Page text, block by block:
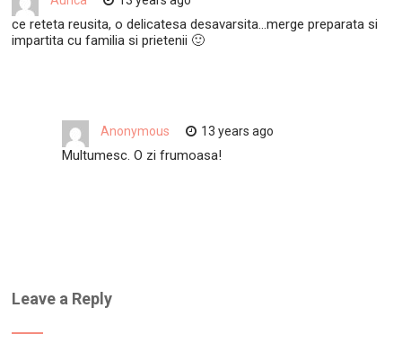
ce reteta reusita, o delicatesa desavarsita…merge preparata si
impartita cu familia si prietenii 🙂
Anonymous 13 years ago
Multumesc. O zi frumoasa!
Leave a Reply